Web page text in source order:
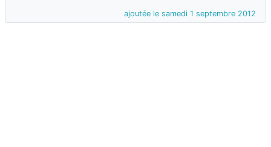
ajoutée le samedi 1 septembre 2012